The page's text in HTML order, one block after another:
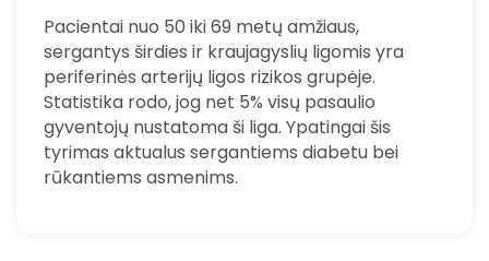
Pacientai nuo 50 iki 69 metų amžiaus,
sergantys širdies ir kraujagyslių ligomis yra
periferinės arterijų ligos rizikos grupėje.
Statistika rodo, jog net 5% visų pasaulio
gyventojų nustatoma ši liga. Ypatingai šis
tyrimas aktualus sergantiems diabetu bei
rūkantiems asmenims.